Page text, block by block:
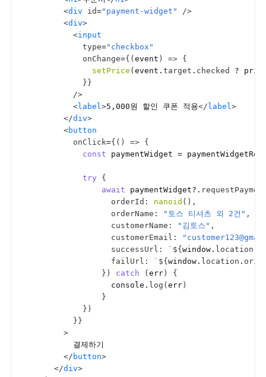
<div id="payment-widget"
/>
<div>
<input
type="checkbox"
onChange={ ( event ) =>
{
setPrice ( event . target . checked ?
} }
/>
<label>5,000원 할인 쿠폰 적용</ label>
</div>
<button
onClick={ ( ) =>
{
const
paymentWidget = paymentWidgetRef
try
{
await
paymentWidget?.
orderId : nanoid ( ) ,
orderName : "토스 티셔츠 외 2건" ,
customerName : "김토스" ,
customerEmail :
successUrl : ` ${ window. location
failUrl : ` ${ window. location .
} ) catch ( err)
{
console . log ( err)
}
} )
} }
>
        결제하기
</ button>
</div>